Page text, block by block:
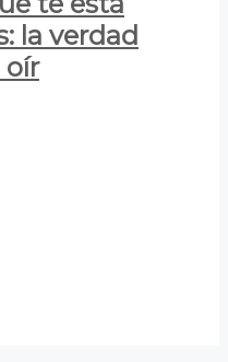
la verdad
oír